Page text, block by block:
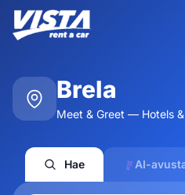
Brela
Meet & Greet — Hotels
Hae AI-